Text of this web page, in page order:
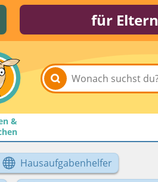
für Eltern
&
Hausaufgabenhelfer